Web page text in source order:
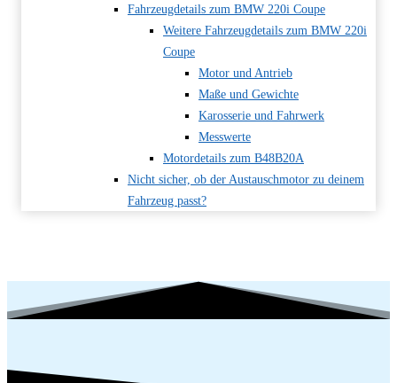
Fahrzeugdetails zum BMW 220i Coupe
Weitere Fahrzeugdetails zum BMW 220i
Coupe
Motor und Antrieb
Maße und Gewichte
Karosserie und Fahrwerk
Messwerte
Motordetails zum B48B20A
Nicht sicher, ob der Austauschmotor zu deinem
Fahrzeug passt?